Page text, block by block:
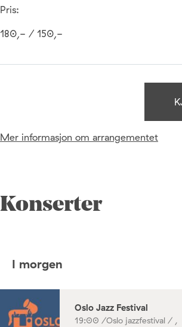
Pris:
180,- / 150,-
Mer informasjon om arrangementet
Konserter
I morgen
Oslo Jazz Festival
19:00 /Oslo jazzfestival / ,